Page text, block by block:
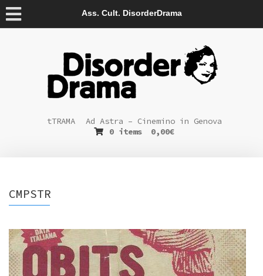
Ass. Cult. DisorderDrama
tTRAMA
Ad Astra – Cinemino in Genova
0 items
0,00€
CMPSTR